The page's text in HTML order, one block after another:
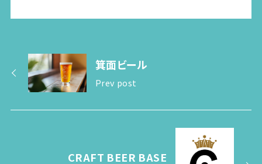
箕面ビール
Prev post
CRAFT BEER BASE